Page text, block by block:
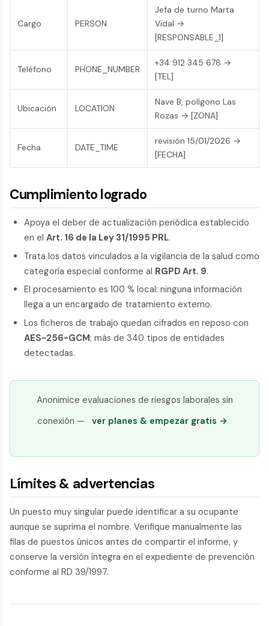
Cargo PERSON
Jefa de turno Marta
Vidal →
[RESPONSABLE_1]
Teléfono PHONE_NUMBER
+34 912 345 678 →
[TEL]
Ubicación LOCATION
Nave B, polígono Las
Rozas → [ZONA]
Fecha DATE_TIME
revisión 15/01/2026 →
[FECHA]
Cumplimiento logrado
Apoya el deber de actualización periódica establecido
en el Art. 16 de la Ley 31/1995 PRL.
Trata los datos vinculados a la vigilancia de la salud como
categoría especial conforme al RGPD Art. 9.
El procesamiento es 100 % local: ninguna información
llega a un encargado de tratamiento externo.
Los ficheros de trabajo quedan cifrados en reposo con
AES-256-GCM; más de 340 tipos de entidades
detectadas.
Anonimice evaluaciones de riesgos laborales sin
conexión —
ver planes & empezar gratis →
Límites & advertencias
Un puesto muy singular puede identificar a su ocupante
aunque se suprima el nombre. Verifique manualmente las
filas de puestos únicos antes de compartir el informe, y
conserve la versión íntegra en el expediente de prevención
conforme al RD 39/1997.